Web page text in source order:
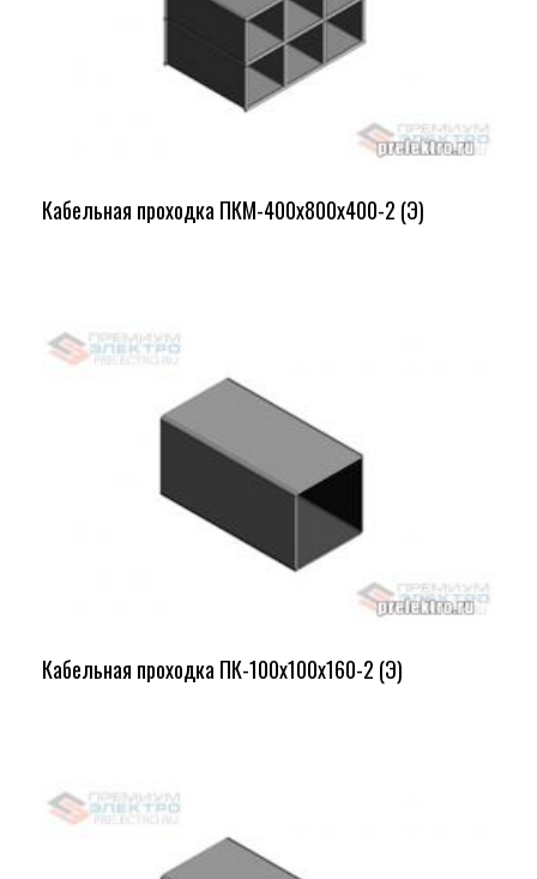
Кабельная проходка ПКМ-400х800х400-2 (Э)
Кабельная проходка ПК-100х100х160-2 (Э)